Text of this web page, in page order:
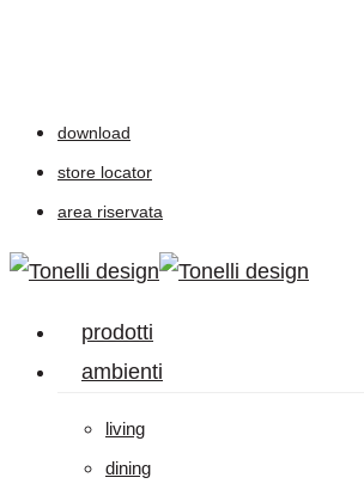
content
download
store locator
area riservata
Menu
prodotti
ambienti
living
dining